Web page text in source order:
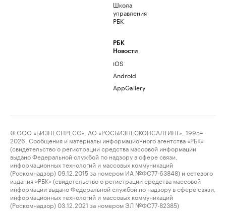
Школа
управления
РБК
РБК
Новости
iOS
Android
AppGallery
© ООО «БИЗНЕСПРЕСС», АО «РОСБИЗНЕСКОНСАЛТИНГ», 1995–
2026. Сообщения и материалы информационного агентства «РБК»
(свидетельство о регистрации средства массовой информации
выдано Федеральной службой по надзору в сфере связи,
информационных технологий и массовых коммуникаций
(Роскомнадзор) 09.12.2015 за номером ИА №ФС77-63848) и сетевого
издания «РБК» (свидетельство о регистрации средства массовой
информации выдано Федеральной службой по надзору в сфере связи,
информационных технологий и массовых коммуникаций
(Роскомнадзор) 03.12.2021 за номером ЭЛ №ФС77-82385)